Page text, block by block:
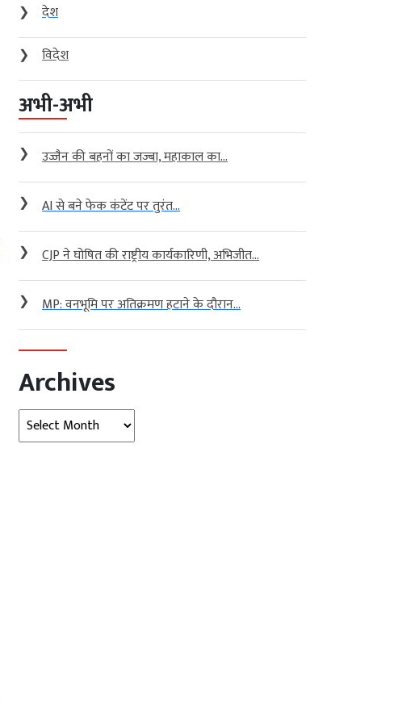
❯
देश
❯
विदेश
अभी-अभी
❯ उज्जैन की बहनों का जज्बा, महाकाल का...
❯ AI से बने फेक कंटेंट पर तुरंत...
❯ CJP ने घोषित की राष्ट्रीय कार्यकारिणी, अभिजीत...
❯ MP: वनभूमि पर अतिक्रमण हटाने के दौरान...
Archives
Archives